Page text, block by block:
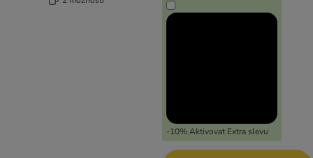
-10% Aktivovat Extra slevu